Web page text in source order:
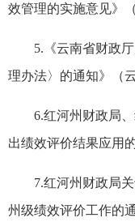
效管理的实施意见》
5.《云南省财政
理办法〉的通知》（
6.红河州财政局
出绩效评价结果应用
7.红河州财政局
州级绩效评价工作的